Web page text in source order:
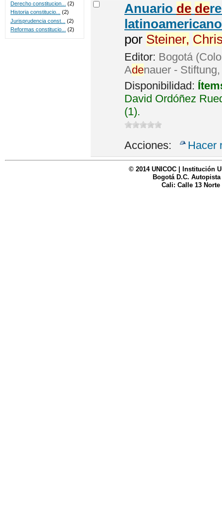
Anuario de de
por Steiner,
Editor: Bogotá
Adenauer -
Disponibilidad:
David Ordóñez
(1).
Acciones: Hacer
Derecho constitucion...
(2)
Historia constitucio... (2)
Jurisprudencia const...
(2)
Reformas constitucio...
(2)
© 2014 UNICOC | Institución
Bogotá D.C. Autopista
Cali: Calle 13 Norte